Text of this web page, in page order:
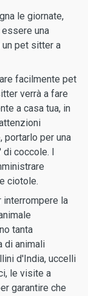
le giornate,
una
un pet sitter a
facilmente pet
verrà a fare
a casa tua, in
portarlo per una
di coccole. I
ciotole.
interrompere la
tanta
di animali
d'India, uccelli
le visite a
garantire che